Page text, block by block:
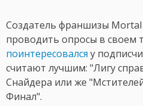
Создатель франшизы
проводить опросы в своем
поинтересовался у
считают лучшим: "Лигу
Снайдера или же
Финал".